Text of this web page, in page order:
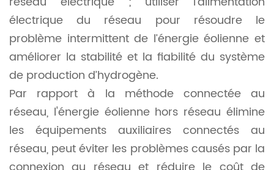
électrique du réseau pour résoudre le
problème intermittent de l’énergie éolienne et
améliorer la stabilité et la fiabilité du système
de production d’hydrogène.
Par rapport à la méthode connectée au
réseau, l'énergie éolienne hors réseau élimine
les équipements auxiliaires connectés au
réseau, peut éviter les problèmes causés par la